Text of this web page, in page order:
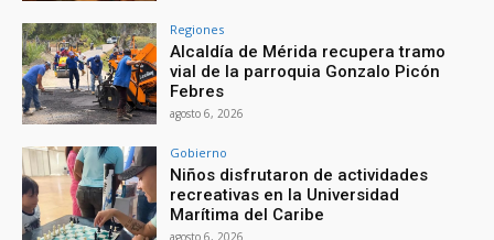
Regiones
Alcaldía de Mérida recupera tramo
vial de la parroquia Gonzalo Picón
Febres
agosto 6, 2026
Gobierno
Niños disfrutaron de actividades
recreativas en la Universidad
Marítima del Caribe